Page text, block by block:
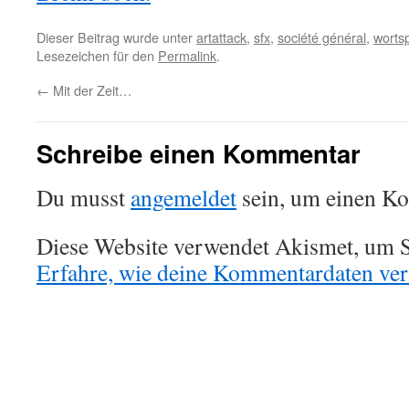
Dieser Beitrag wurde unterartattack, sfx, société général,
Lesezeichen für den Permalink.
← Mit der Zeit…
Schreibe einen Kommentar
Du musst angemeldet sein, um einen
Diese Website verwendet Akismet, um
Erfahre, wie deine Kommentardaten